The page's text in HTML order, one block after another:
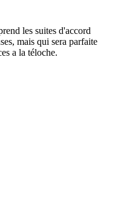
les suites d'accord
mais qui sera parfaite
a la téloche.